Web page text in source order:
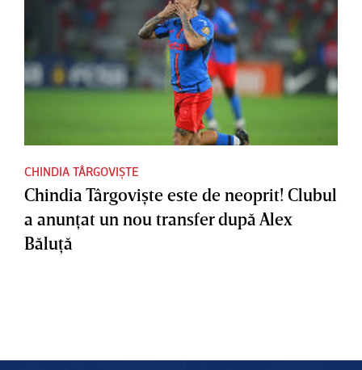
CHINDIA TÂRGOVIȘTE
Chindia Târgovişte este de neoprit! Clubul
a anunţat un nou transfer după Alex
Băluţă